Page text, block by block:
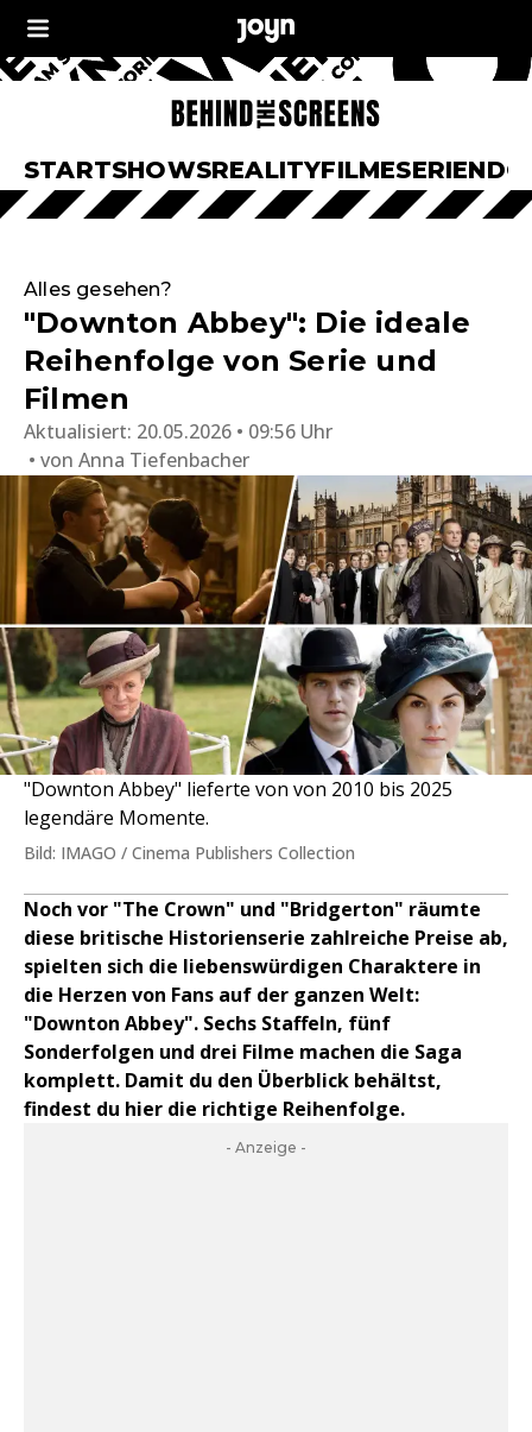
STARTSHOWSREALITYFILMESERIEN
Alles gesehen?
"Downton Abbey": Die ideale
Reihenfolge von Serie und
Filmen
Aktualisiert: 20.05.2026 • 09:56 Uhr
von Anna Tiefenbacher
"Downton Abbey" lieferte von von 2010 bis 2025
legendäre Momente.
Bild: IMAGO / Cinema Publishers Collection
Noch vor "The Crown" und "Bridgerton" räumte
diese britische Historienserie zahlreiche Preise ab,
spielten sich die liebenswürdigen Charaktere in
die Herzen von Fans auf der ganzen Welt:
"Downton Abbey". Sechs Staffeln, fünf
Sonderfolgen und drei Filme machen die Saga
komplett. Damit du den Überblick behältst,
findest du hier die richtige Reihenfolge.
- Anzeige -